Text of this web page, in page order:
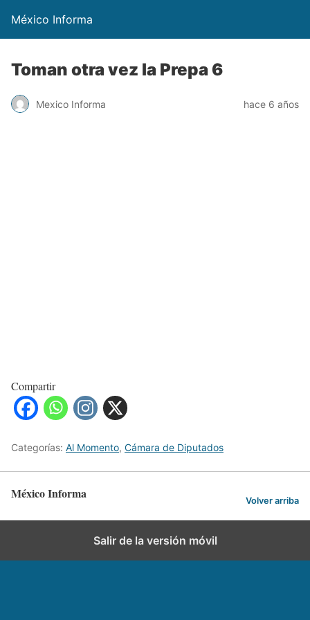
México Informa
Toman otra vez la Prepa 6
Mexico Informa hace 6 años
Compartir
Categorías: Al Momento, Cámara de Diputados
México Informa Volver arriba
Salir de la versión móvil